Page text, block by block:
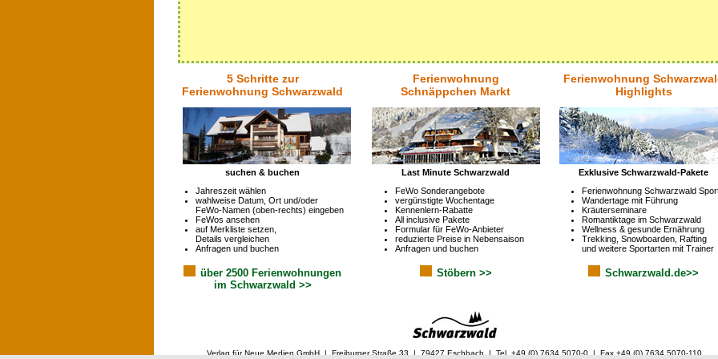
5 Schritte zur
Ferienwohnung Schwarzwald
Ferienwohnung
Schnäppchen Markt
Ferienwohnung
Highlights
suchen & buchen
Jahreszeit wählen
wahlweise Datum, Ort und/oder
FeWo-Namen (oben-rechts) eingeben
FeWos ansehen
auf Merkliste setzen,
Details vergleichen
Anfragen und buchen
über 2500 Ferienwohnungen
im Schwarzwald >>
Last Minute Schwarzwald
FeWo Sonderangebote
vergünstigte Wochentage
Kennenlern-Rabatte
All inclusive Pakete
Formular für FeWo-Anbieter
reduzierte Preise in Nebensaison
Anfragen und buchen
Stöbern >>
Exklusive Schwarzwald-Pakete
Ferienwohnung Schwarzwald
Wandertage mit Führung
Kräuterseminare
Romantiktage im Schwarzwald
Wellness & gesunde Ernährung
Trekking, Snowboarden, Rafting
und weitere Sportarten mit Trainer
Schwarzwald.de>>
Verlag für Neue Medien GmbH | Freiburger Straße 33 | 79427 Eschbach | Tel. +49 (0) 7634 5070-0 | Fax +49 (0) 7634 5070-110